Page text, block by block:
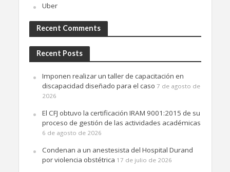
Uber
Recent Comments
Recent Posts
Imponen realizar un taller de capacitación en
discapacidad diseñado para el caso 7 de agosto de
2026
El CFJ obtuvo la certificación IRAM 9001:2015 de su
proceso de gestión de las actividades académicas
6 de agosto de 2026
Condenan a un anestesista del Hospital Durand
por violencia obstétrica 17 de julio de 2026